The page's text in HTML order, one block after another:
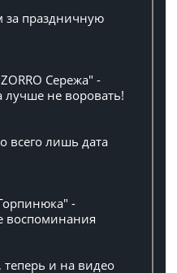
за праздничную
Сережа" -
лучше не воровать!
всего лишь дата
-
воспоминания
и на видео